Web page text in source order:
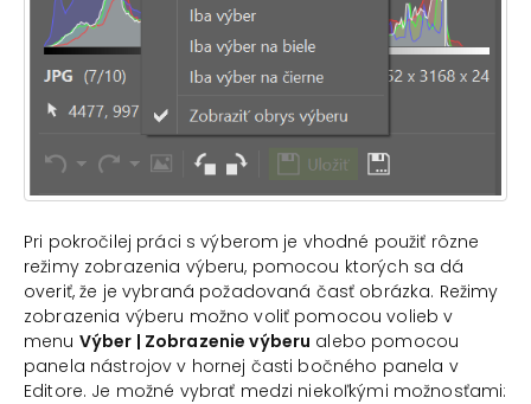
Pri pokročilej práci s výberom je vhodné použiť rôzne
režimy zobrazenia výberu, pomocou ktorých sa dá
overiť, že je vybraná požadovaná časť obrázka. Režimy
zobrazenia výberu možno voliť pomocou volieb v
menu Výber | Zobrazenie výberu alebo pomocou
panela nástrojov v hornej časti bočného panela v
Editore. Je možné vybrať medzi niekoľkými možnosťami: